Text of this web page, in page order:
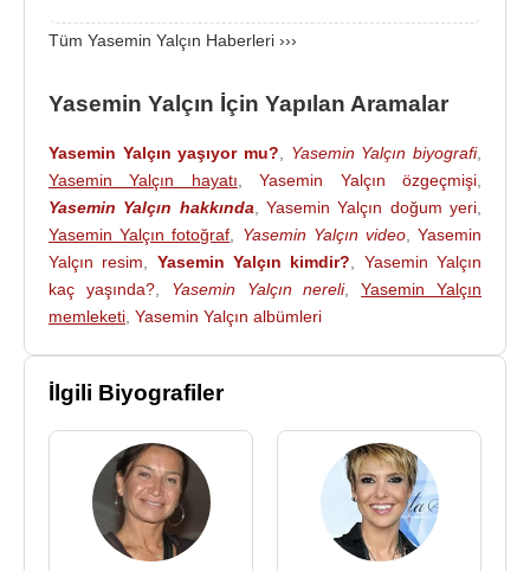
"Vezir Parmağı" adlı sinema filminde,
Sürmeli,Selim Bayraktar,Orçun Kaptan,Levent
Cihat Tamer, Nuri Alço,Muhammed Cangören,
Hayrettin Onur Karaoğuz’un yanı sıra Ece Uslu,
Yasemin Yalçın,Gülben Ergen ,Derya Şensoy,
Meral Çetinkaya,Aydan Burhan Güner Özkul
Suna Selen
Defne Yalnız
gibi ünlü isimlerde rol
Ödülleri:
1991 - En İyi Komedyen ödülü
Filmleri ve Dizileri:
Yapımcı:
2014 - Manda Yuvası (Sinema Filmi)
Senaryo:
1990 - Düşler Artık Yetmiyor (Sinema Filmi)
Tüm Yasemin Yalçın Haberleri ›››
Yasemin Yalçın İçin Yapılan Aramalar
Yasemin Yalçın yaşıyor mu? Yasemin Yalçın biyografi,
Yasemin Yalçın hayatı ,Yasemin Yalçın özgeçmişi
Yasemin Yalçın hakkında ,Yasemin Yalçın doğum yeri
Yasemin Yalçın fotoğraf
Yasemin Yalçın video,Yasemin
Yalçın resim
Yasemin Yalçın kimdir?
Yasemin Yalçın
kaç yaşında?, Yasemin Yalçın nereli,Yasemin Yalçın
memleketi Yasemin Yalçın albümleri
İlgili Biyografiler